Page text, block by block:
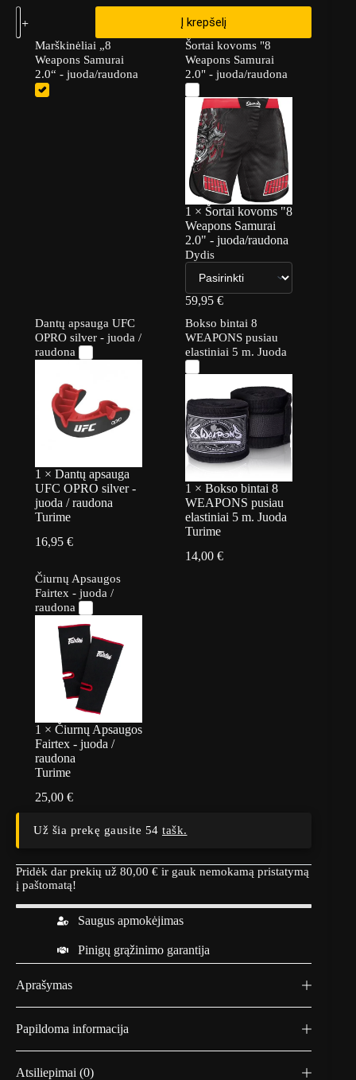
Į krepšelį
Marškinėliai „8
Weapons Samurai
2.0“ - juoda/raudona
Šortai kovoms "8
Weapons Samurai
2.0" - juoda/raudona
1 × Šortai kovoms "8
Weapons Samurai
2.0" - juoda/raudona
Dydis
59,95 €
Dantų apsauga UFC
OPRO silver - juoda /
raudona
1 ×Dantų apsauga
UFC OPRO silver -
juoda / raudona
Turime
16,95€
Bokso bintai 8
WEAPONS pusiau
elastiniai 5 m. Juoda
1 × Bokso bintai 8
WEAPONS pusiau
elastiniai 5 m. Juoda
Turime
14,00 €
Čiurnų Apsaugos
Fairtex - juoda /
raudona
1 ×Čiurnų Apsaugos
Fairtex - juoda /
raudona
Turime
25,00€
Už šia prekę gausite 54 tašk.
Pridėk dar prekių už 80,00 € ir gauk nemokamą pristatymą
į paštomatą!
Saugus apmokėjimas
Pinigų grąžinimo garantija
Aprašymas
Papildoma informacija
Atsiliepimai (0)